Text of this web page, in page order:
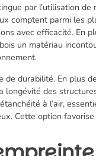
par l’utilisation
comptent parmi les
avec efficacité.
un matériau
de durabilité. En plus
des
à l’air,
Cette option